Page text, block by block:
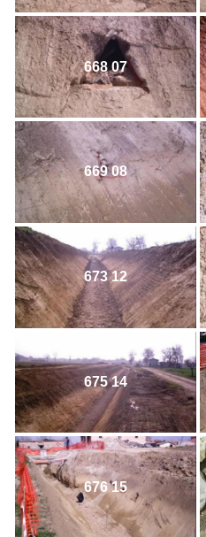
668 07
669 08
673 12
675 14
676 15